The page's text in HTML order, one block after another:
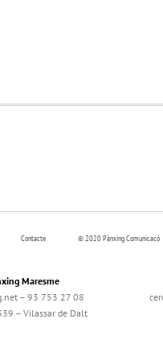
Contacte © 2020 Pànxing Comunicacó
Maresme
– 93 753 27 08
– Vilassar de Dalt